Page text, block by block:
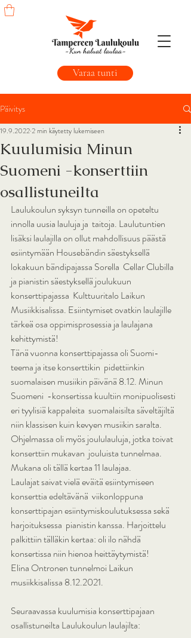
Varaa tunti
Päivitys
Kuulumisia Minun
Suomeni -konserttiin
osallistuneilta
19.9.20222 min käytetty lukemiseen
Laulukoulun syksyn tunneilla on opeteltu
innolla uusia lauluja ja  taitoja. Laulutuntien
lisäksi laulajilla on ollut mahdollisuus päästä
esiintymään Housebändin säestyksellä
lokakuun bändipajassa Sorella  Cellar Clubilla
ja pianistin säestyksellä joulukuun
konserttipajassa  Kulttuuritalo Laikun
Musiikkisalissa. Esiintymiset ovatkin laulajille
tärkeä osa oppimisprosessia ja laulajana
kehittymistä!
Tänä vuonna konserttipajassa oli Suomi-
teema ja itse konserttikin  pidettiinkin
suomalaisen musiikin päivänä 8.12. Minun
Suomeni  -konsertissa kuultiin monipuolisesti
eri tyylisiä kappaleita  suomalaisilta säveltäjiltä
niin klassisen kuin kevyen musiikin saralta.
Ohjelmassa oli myös joululauluja, jotka toivat
konserttiin mukavan  jouluista tunnelmaa.
Mukana oli tällä kertaa 11 laulajaa.
Laulajat saivat vielä eväitä esiintymiseen
konserttia edeltävänä  viikonloppuna
konserttipajan esiintymiskoulutuksessa sekä
harjoituksessa  pianistin kanssa. Harjoittelu
palkittiin tälläkin kertaa: oli ilo nähdä
konsertissa niin hienoa heittäytymistä!
Elina Ontronen tunnelmoi Laikun
musiikkisalissa 8.12.2021.
Seuraavassa kuulumisia konserttipajaan
osallistuneilta Laulukoulun laulajilta: